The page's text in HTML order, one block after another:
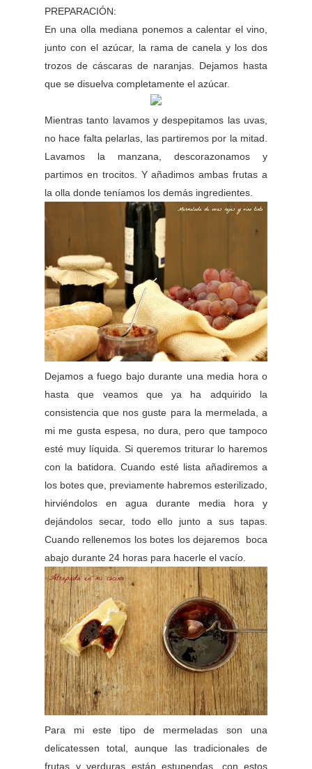
PREPARACIÓN:
En una olla mediana ponemos a calentar el vino,
junto con el azúcar, la rama de canela y los dos
trozos de cáscaras de naranjas. Dejamos hasta
que se disuelva completamente el azúcar.
Mientras tanto lavamos y despepitamos las uvas,
no hace falta pelarlas, las partiremos por la mitad.
Lavamos la manzana, descorazonamos y
partimos en trocitos. Y añadimos ambas frutas a
la olla donde teníamos los demás ingredientes.
Dejamos a fuego bajo durante una media hora o
hasta que veamos que ya ha adquirido la
consistencia que nos guste para la mermelada, a
mi me gusta espesa, no dura, pero que tampoco
esté muy líquida. Si queremos triturar lo haremos
con la batidora. Cuando esté lista añadiremos a
los botes que, previamente habremos esterilizado,
hirviéndolos en agua durante media hora y
dejándolos secar, todo ello junto a sus tapas.
Cuando rellenemos los botes los dejaremos boca
abajo durante 24 horas para hacerle el vacío.
Para mi este tipo de mermeladas son una
delicatessen total, aunque las tradicionales de
frutas y verduras están estupendas, con estos